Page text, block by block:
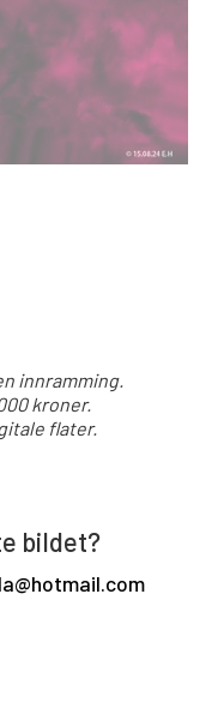
innramming.
kroner.
flater.
bildet?